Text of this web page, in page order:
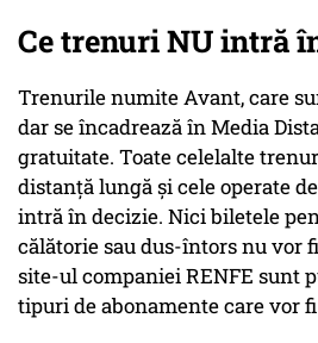
Ce trenuri NU intră
Trenurile numite Avant, care
dar se încadrează în Media
gratuitate. Toate celelalte
distanţă lungă şi cele operate
intră în decizie. Nici biletele
călătorie sau dus-întors nu vor
site-ul companiei RENFE sunt
tipuri de abonamente care vor